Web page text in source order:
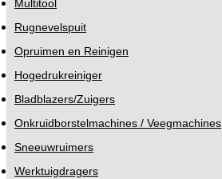
Multitool
Rugnevelspuit
Opruimen en Reinigen
Hogedrukreiniger
Bladblazers/Zuigers
Onkruidborstelmachines / Veegmachines
Sneeuwruimers
Werktuigdragers